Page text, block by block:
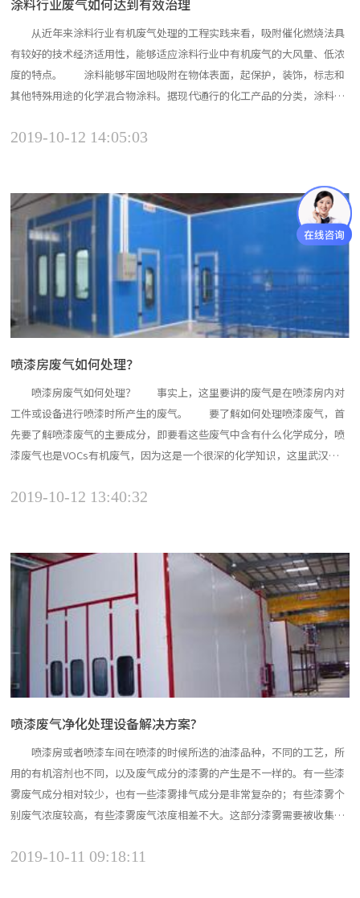
涂料行业废气如何达到有效治理
从近年来涂料行业有机废气处理的工程实践来看，吸附催化燃烧法具
有较好的技术经济适用性，能够适应涂料行业中有机废气的大风量、低浓
度的特点。 涂料能够牢固地吸附在物体表面，起保护，装饰，标志和
其他特殊用途的化学混合物涂料。据现代通行的化工产品的分类，涂料属
在化学工业中的重要产业。 目前，溶剂型涂料占我国涂料工业总产量
2019-10-12 14:05:03
喷漆房废气如何处理？
喷漆房废气如何处理？ 事实上，这里要讲的废气是在喷漆房内对
工件或设备进行喷漆时所产生的废气。 要了解如何处理喷漆废气，首
先要了解喷漆废气的主要成分，即要看这些废气中含有什么化学成分，喷
漆废气也是VOCs有机废气，因为这是一个很深的化学知识，这里武汉喷
不发挥份和发挥份组成，不挥发份包含成膜物质和辅助成膜材料，稀释剂
2019-10-12 13:40:32
喷漆废气净化处理设备解决方案?
喷漆房或者喷漆车间在喷漆的时候所选的油漆品种，不同的工艺，所
用的有机溶剂也不同，以及废气成分的漆雾的产生是不一样的。有一些漆
雾废气成分相对较少，也有一些漆雾排气成分是非常复杂的；有些漆雾个
别废气浓度较高，有些漆雾废气浓度相差不大。这部分漆雾需要被收集和
的废气，其特征在于，其为无色的，高度刺激性，通过扩散的空气流至大
2019-10-11 09:18:11